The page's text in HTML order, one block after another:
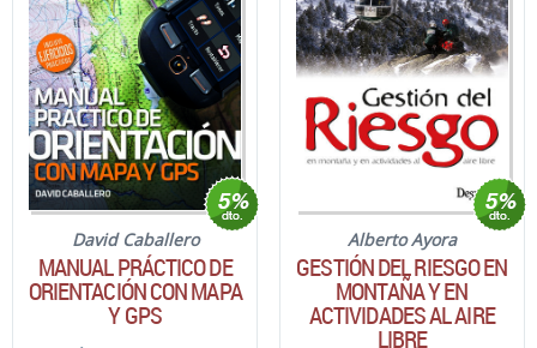
David Caballero
MANUAL PRÁCTICO DE
ORIENTACIÓN CON MAPA
Y GPS
Alberto Ayora
GESTIÓN DEL RIESGO EN
MONTAÑA Y EN
ACTIVIDADES AL AIRE
LIBRE